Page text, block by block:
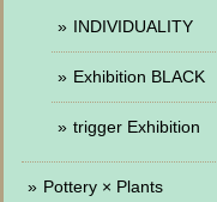
INDIVIDUALITY
Exhibition BLACK
trigger Exhibition
Pottery × Plants